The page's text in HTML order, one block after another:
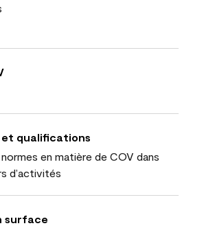
qualifications
en matière de COV dans
d’activités
surface